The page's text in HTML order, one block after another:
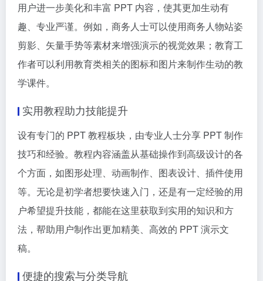
用户进一步美化和丰富 PPT 内容，使其更加生动有
趣、专业严谨。例如，商务人士可以使用商务人物站姿
剪影、矢量手势等素材来增强演示的视觉效果；教育工
作者可以利用教育类相关的图标和图片来制作生动的教
学课件。
实用教程助力技能提升
设有专门的 PPT 教程板块，由专业人士分享 PPT 制作
技巧和经验。教程内容涵盖从基础操作到高级设计的各
个方面，如图形处理、动画制作、图表设计、插件使用
等。无论是初学者想要快速入门，还是有一定经验的用
户希望提升技能，都能在这里获取到实用的知识和方
法，帮助用户制作出更加精美、高效的 PPT 演示文
稿。
便捷的搜索与分类导航